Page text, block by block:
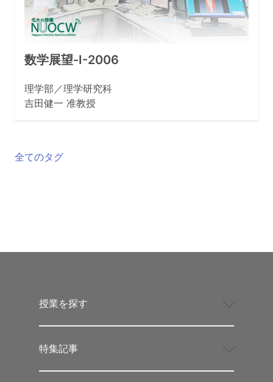
数学展望-I-2006
理学部／理学研究科
吉田健一 准教授
全てのタグ
授業を探す
特集記事